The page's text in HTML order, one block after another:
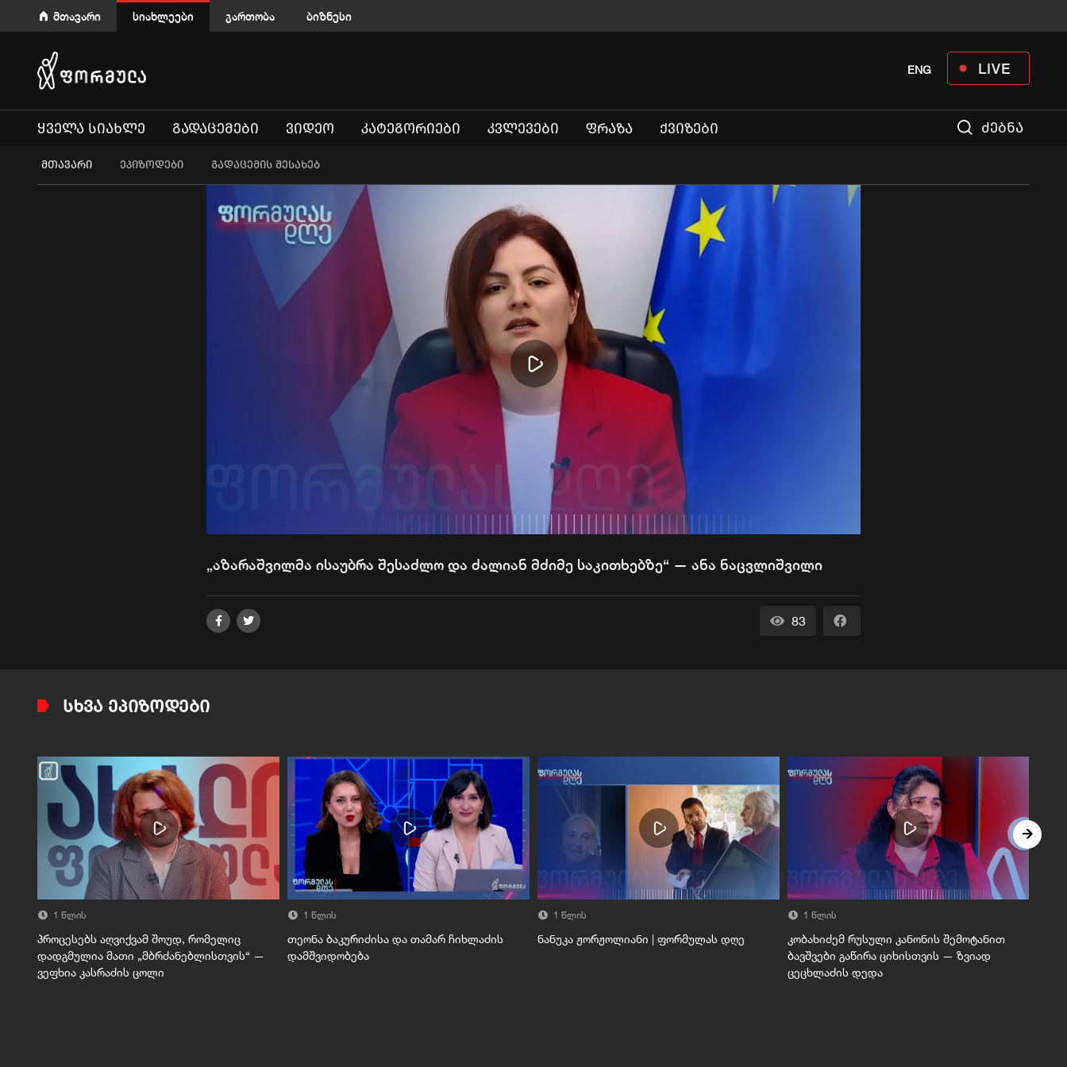
მთავარი სიახლეები გართობა ბიზნესი
LIVE
ENG
ᲧᲕᲔᲚᲐ ᲡᲘᲐᲮᲚᲔ ᲒᲐᲓᲐᲪᲔᲛᲔᲑᲘ ᲕᲘᲓᲔᲝ ᲙᲐᲢᲔᲒᲝᲠᲘᲔᲑᲘ ᲙᲕᲚᲔᲕᲔᲑᲘ ᲤᲠᲐᲖᲐ ᲥᲕᲘᲖᲔᲑᲘ ძებნა
ᲛᲗᲐᲕᲐᲠᲘ ეპიზოდები გადაცემის შესახებ
Play
Video
„აზარაშვილმა ისაუბრა შესაძლო და ძალიან მძიმე საკითხებზე“ — ანა ნაცვლიშვილი
83
ᲡᲮᲕᲐ ᲔᲞᲘᲖᲝᲓᲔᲑᲘ
1 წლის
პროცესებს აღვიქვამ შოუდ, რომელიც
დადგმულია მათი „მბრძანებლისთვის“ —
ვეფხია კასრაძის ცოლი
1 წლის
თეონა ბაკურიძისა და თამარ ჩიხლაძის
დამშვიდობება
1 წლის
ნანუკა ჟორჟოლიანი | ფორმულას დღე
1 წლის
კობახიძემ რუსული კანონის შემოტანით
ბავშვები გაწირა ციხისთვის — ზვიად
ცეცხლაძის დედა